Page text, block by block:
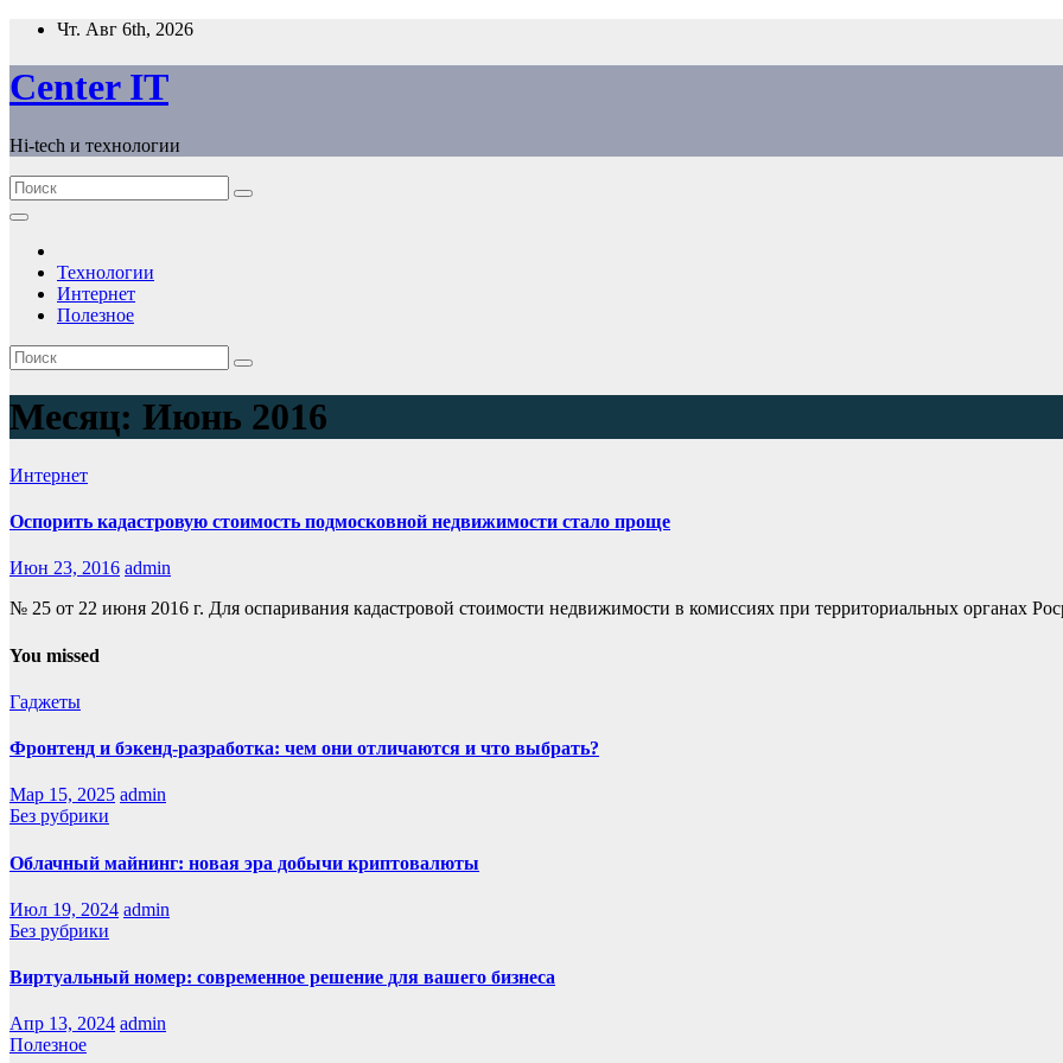
Перейти
содержимому
Чт. Авг 6th, 2026
Сenter IT
Hi-tech и технологии
Технологии
Интернет
Полезное
Месяц: Июнь 2016
Интернет
Оспорить кадастровую стоимость подмосковной недвижимости стало проще
Июн 23, 2016 admin
№ 25 от 22 июня 2016 г. Для оспаривания кадастровой стоимости недвижимости в комиссиях при территориальных органах
You missed
Гаджеты
Фронтенд и бэкенд-разработка: чем они отличаются и что выбрать?
Мар 15, 2025 admin
Без рубрики
Облачный майнинг: новая эра добычи криптовалюты
Июл 19, 2024 admin
Без рубрики
Виртуальный номер: современное решение для вашего бизнеса
Апр 13, 2024 admin
Полезное